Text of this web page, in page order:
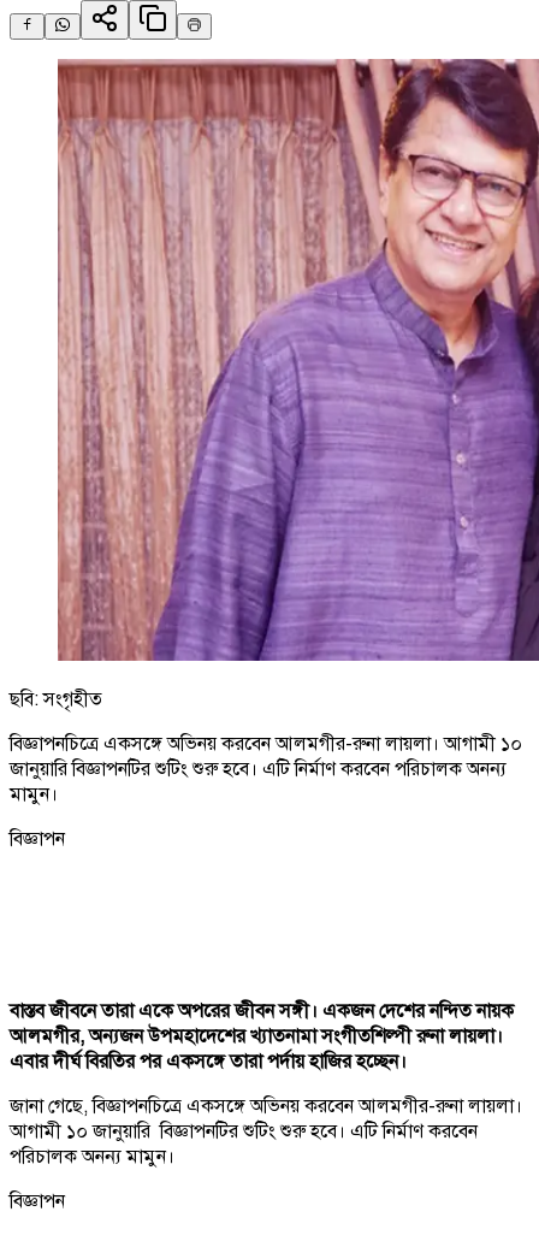
ছবি: সংগৃহীত
বিজ্ঞাপনচিত্রে একসঙ্গে অভিনয় করবেন আলমগীর-রুনা লায়লা। আগামী ১০
জানুয়ারি বিজ্ঞাপনটির শুটিং শুরু হবে। এটি নির্মাণ করবেন পরিচালক অনন্য
মামুন।
বিজ্ঞাপন
বাস্তব জীবনে তারা একে অপরের জীবন সঙ্গী। একজন দেশের নন্দিত নায়ক
আলমগীর, অন্যজন উপমহাদেশের খ্যাতনামা সংগীতশিল্পী রুনা লায়লা।
এবার দীর্ঘ বিরতির পর একসঙ্গে তারা পর্দায় হাজির হচ্ছেন।
জানা গেছে, বিজ্ঞাপনচিত্রে একসঙ্গে অভিনয় করবেন আলমগীর-রুনা লায়লা।
আগামী ১০ জানুয়ারি বিজ্ঞাপনটির শুটিং শুরু হবে। এটি নির্মাণ করবেন
পরিচালক অনন্য মামুন।
বিজ্ঞাপন